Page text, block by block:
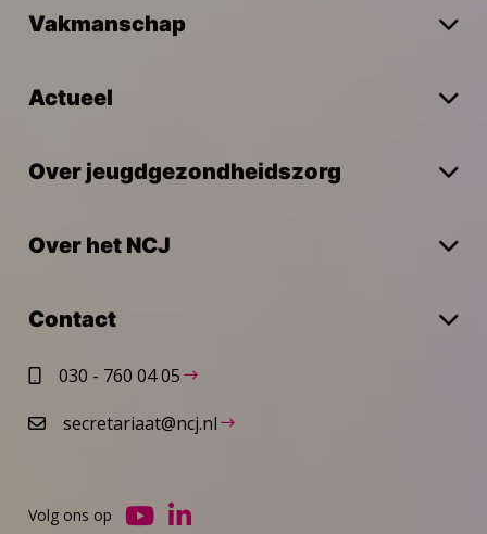
Vakmanschap
Actueel
Over jeugdgezondheidszorg
Over het NCJ
Contact
030 - 760 04 05
secretariaat@ncj.nl
Volg ons op
Ga Ga